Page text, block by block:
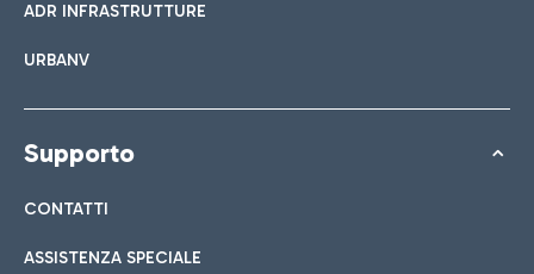
ADR INFRASTRUTTURE
URBANV
Supporto
CONTATTI
ASSISTENZA SPECIALE